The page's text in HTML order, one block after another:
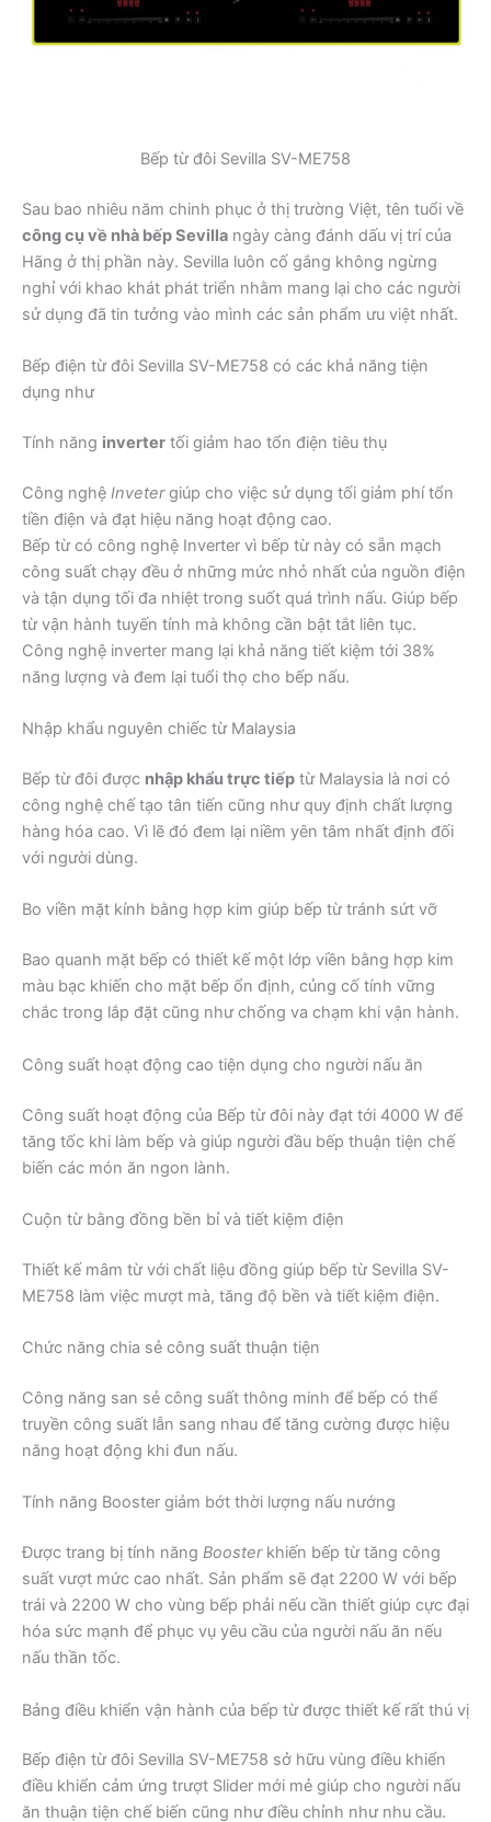
Bếp từ đôi Sevilla SV-ME758
Sau bao nhiêu năm chinh phục ở thị trường Việt, tên tuổi về
công cụ về nhà bếp Sevilla ngày càng đánh dấu vị trí của
Hãng ở thị phần này. Sevilla luôn cố gắng không ngừng
nghỉ với khao khát phát triển nhằm mang lại cho các người
sử dụng đã tin tưởng vào mình các sản phẩm ưu việt nhất.
Bếp điện từ đôi Sevilla SV-ME758 có các khả năng tiện
dụng như
Tính năng inverter tối giảm hao tổn điện tiêu thụ
Công nghệ Invetergiúp cho việc sử dụng tối giảm phí tổn
tiền điện và đạt hiệu năng hoạt động cao.
Bếp từ có công nghệ Inverter vì bếp từ này có sẵn mạch
công suất chạy đều ở những mức nhỏ nhất của nguồn điện
và tận dụng tối đa nhiệt trong suốt quá trình nấu. Giúp bếp
từ vận hành tuyến tính mà không cần bật tắt liên tục.
Công nghệ inverter mang lại khả năng tiết kiệm tới 38%
năng lượng và đem lại tuổi thọ cho bếp nấu.
Nhập khẩu nguyên chiếc từ Malaysia
Bếp từ đôi được nhập khẩu trực tiếp từ Malaysia là nơi có
công nghệ chế tạo tân tiến cũng như quy định chất lượng
hàng hóa cao. Vì lẽ đó đem lại niềm yên tâm nhất định đối
với người dùng.
Bo viền mặt kính bằng hợp kim giúp bếp từ tránh sứt vỡ
Bao quanh mặt bếp có thiết kế một lớp viền bằng hợp kim
màu bạc khiến cho mặt bếp ổn định, củng cố tính vững
chắc trong lắp đặt cũng như chống va chạm khi vận hành.
Công suất hoạt động cao tiện dụng cho người nấu ăn
Công suất hoạt động của Bếp từ đôi này đạt tới 4000 W để
tăng tốc khi làm bếp và giúp người đầu bếp thuận tiện chế
biến các món ăn ngon lành.
Cuộn từ bằng đồng bền bỉ và tiết kiệm điện
Thiết kế mâm từ với chất liệu đồng giúp bếp từ Sevilla SV-
ME758 làm việc mượt mà, tăng độ bền và tiết kiệm điện.
Chức năng chia sẻ công suất thuận tiện
Công năng san sẻ công suất thông minh để bếp có thể
truyền công suất lẫn sang nhau để tăng cường được hiệu
năng hoạt động khi đun nấu.
Tính năng Booster giảm bớt thời lượng nấu nướng
Được trang bị tính năng Boosterkhiến bếp từ tăng công
suất vượt mức cao nhất. Sản phẩm sẽ đạt 2200 W với bếp
trái và 2200 W cho vùng bếp phải nếu cần thiết giúp cực đại
hóa sức mạnh để phục vụ yêu cầu của người nấu ăn nếu
nấu thần tốc.
Bảng điều khiển vận hành của bếp từ được thiết kế rất thú vị
Bếp điện từ đôi Sevilla SV-ME758 sở hữu vùng điều khiển
điều khiển cảm ứng trượt Slider mới mẻ giúp cho người nấu
ăn thuận tiện chế biến cũng như điều chỉnh như nhu cầu.